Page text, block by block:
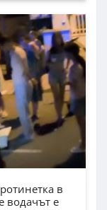
в
водачът е